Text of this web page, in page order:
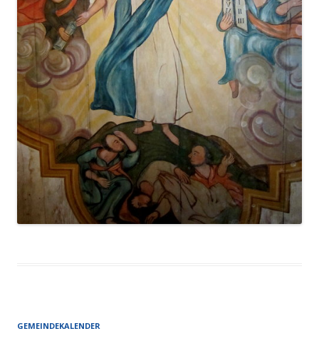
GEMEINDEKALENDER